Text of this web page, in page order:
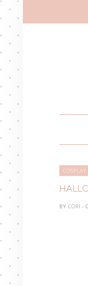
COSPLAY
BY CORI -